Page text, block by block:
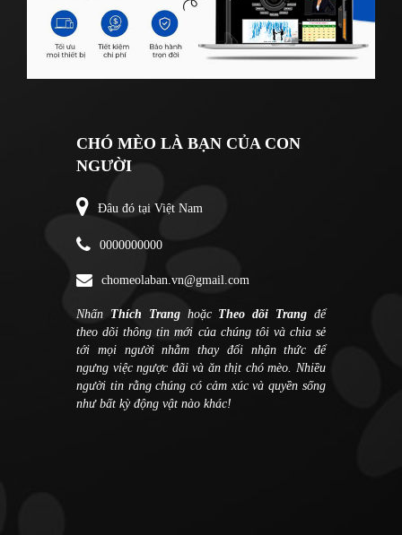
CHÓ MÈO LÀ BẠN CỦA CON
NGƯỜI
Đâu đó tại Việt Nam
0000000000
chomeolaban.vn@gmail.com
Nhấn Thích Tranghoặc Theo dõi Trang để
theo dõi thông tin mới của chúng tôi và chia sẻ
tới mọi người nhằm thay đổi nhận thức để
ngưng việc ngược đãi và ăn thịt chó mèo. Nhiều
người tin rằng chúng có cảm xúc và quyền sống
như bất kỳ động vật nào khác!